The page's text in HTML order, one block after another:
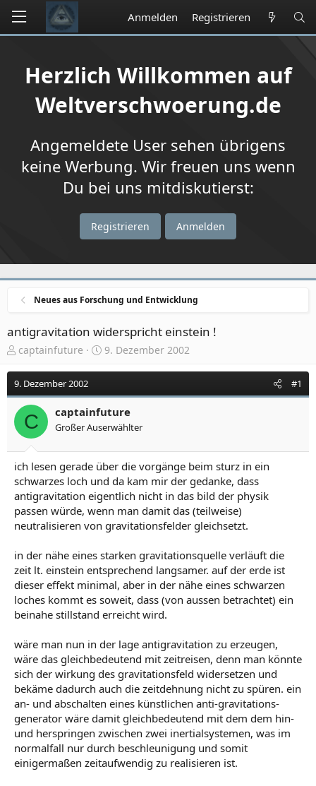
Anmelden Registrieren
Herzlich Willkommen auf
Weltverschwoerung.de
Angemeldete User sehen übrigens
keine Werbung. Wir freuen uns wenn
Du bei uns mitdiskutierst:
Registrieren Anmelden
Neues aus Forschung und Entwicklung
antigravitation widerspricht einstein !
E
s
t
l
r
captainfuture
E
s
l
l
a
m
9. Dezember 2002
9. Dezember 2002 #1
C captainfuture
Großer Auserwählter
ich lesen gerade über die vorgänge beim sturz in ein
schwarzes loch und da kam mir der gedanke, dass
antigravitation eigentlich nicht in das bild der physik
passen würde, wenn man damit das (teilweise)
neutralisieren von gravitationsfelder gleichsetzt.
in der nähe eines starken gravitationsquelle verläuft die
zeit lt. einstein entsprechend langsamer. auf der erde ist
dieser effekt minimal, aber in der nähe eines schwarzen
loches kommt es soweit, dass (von aussen betrachtet) ein
beinahe stillstand erreicht wird.
wäre man nun in der lage antigravitation zu erzeugen,
wäre das gleichbedeutend mit zeitreisen, denn man könnte
sich der wirkung des gravitationsfeld widersetzen und
bekäme dadurch auch die zeitdehnung nicht zu spüren. ein
an- und abschalten eines künstlichen anti-gravitations-
generator wäre damit gleichbedeutend mit dem dem hin-
und herspringen zwischen zwei inertialsystemen, was im
normalfall nur durch beschleunigung und somit
einigermaßen zeitaufwendig zu realisieren ist.